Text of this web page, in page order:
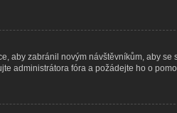
aby zabránil novým návštěvníkům, aby
administrátora fóra a požádejte ho o